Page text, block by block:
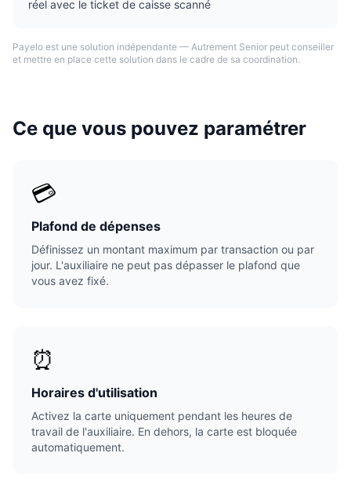
réel avec le ticket de caisse scanné
Payelo est une solution indépendante — Autrement Senior peut conseiller
et mettre en place cette solution dans le cadre de sa coordination.
Ce que vous pouvez paramétrer
💳
Plafond de dépenses
Définissez un montant maximum par transaction ou par
jour. L'auxiliaire ne peut pas dépasser le plafond que
vous avez fixé.
⏰
Horaires d'utilisation
Activez la carte uniquement pendant les heures de
travail de l'auxiliaire. En dehors, la carte est bloquée
automatiquement.